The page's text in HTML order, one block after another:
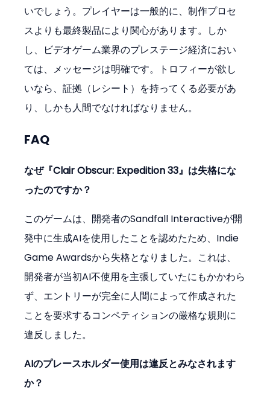
いでしょう。プレイヤーは一般的に、制作プロセ
スよりも最終製品により関心があります。しか
し、ビデオゲーム業界のプレステージ経済におい
ては、メッセージは明確です。トロフィーが欲し
いなら、証拠（レシート）を持ってくる必要があ
り、しかも人間でなければなりません。
FAQ
なぜ『Clair Obscur: Expedition 33』は失格にな
ったのですか？
このゲームは、開発者のSandfall Interactiveが開
発中に生成AIを使用したことを認めたため、Indie
Game Awardsから失格となりました。これは、
開発者が当初AI不使用を主張していたにもかかわら
ず、エントリーが完全に人間によって作成された
ことを要求するコンペティションの厳格な規則に
違反しました。
AIのプレースホルダー使用は違反とみなされます
か？